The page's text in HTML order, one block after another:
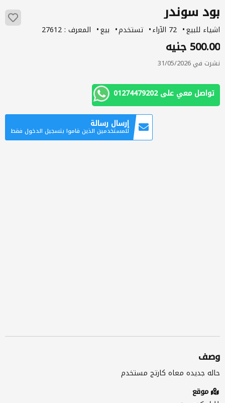
بود سوندر
اشياء للبيع 72 الآراء تستخدم بيع المعرف : 27612
500.00 جنيه
نشرت في 31/05/2026
تواصل معي على 01274479202
إرسال رسالة
للمستخدمين الذين قاموا بتسجيل الدخول فقط
وصف
حاله جديده معاه كارتج مستخدم
موقع